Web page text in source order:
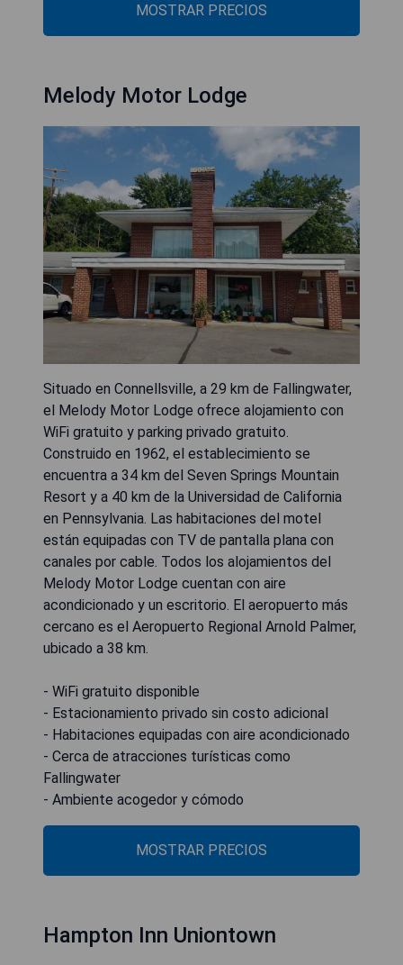
MOSTRAR PRECIOS
Melody Motor Lodge
Situado en Connellsville, a 29 km de Fallingwater,
el Melody Motor Lodge ofrece alojamiento con
WiFi gratuito y parking privado gratuito.
Construido en 1962, el establecimiento se
encuentra a 34 km del Seven Springs Mountain
Resort y a 40 km de la Universidad de California
en Pennsylvania. Las habitaciones del motel
están equipadas con TV de pantalla plana con
canales por cable. Todos los alojamientos del
Melody Motor Lodge cuentan con aire
acondicionado y un escritorio. El aeropuerto más
cercano es el Aeropuerto Regional Arnold Palmer,
ubicado a 38 km.
- WiFi gratuito disponible
- Estacionamiento privado sin costo adicional
- Habitaciones equipadas con aire acondicionado
- Cerca de atracciones turísticas como
Fallingwater
- Ambiente acogedor y cómodo
MOSTRAR PRECIOS
Hampton Inn Uniontown